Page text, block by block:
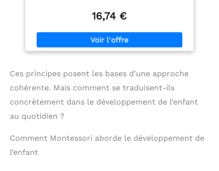
à manipuler, parfaits pour les enfants en école
primaire. CODE COULEUR POUR UNE MEILLEURE
fractions sur 4 faces pour faciliter l’apprentissage
visuel. UTILISATION EN CLASSE OU À LA MAISON:
STEM durable et pédagogique, conforme aux
APPRENDRE EN S’AMUSANT: Learning Resources
crée depuis 40 ans des jouets éducatifs de qualité
16,74 €
Ces principes posent les bases d’une approche
cohérente. Mais comment se traduisent-ils
concrètement dans le développement de l’enfant
au quotidien ?
Comment Montessori aborde le développement de
l’enfant